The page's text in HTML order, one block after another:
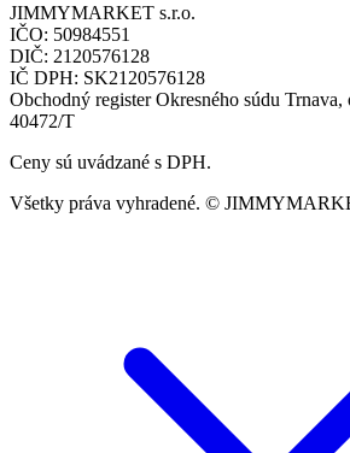
JIMMYMARKET s.r.o.
IČO: 50984551
DIČ: 2120576128
IČ DPH: SK2120576128
Obchodný register Okresného súdu
40472/T
Ceny sú uvádzané s DPH.
Všetky práva vyhradené. ©